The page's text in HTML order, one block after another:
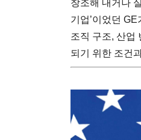
창조해 내거나
기업’이었던
조직 구조, 산업
되기 위한 조건